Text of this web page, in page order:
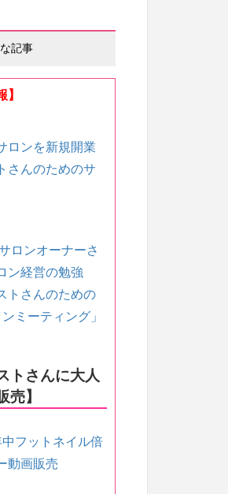
記事
】
ロンを新規開業
さんのためのサ
ロンオーナーさ
ン経営の勉強
さんのための
ミーティング」
トさんに大人
売】
中フットネイル倍
動画販売